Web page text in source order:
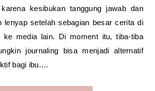
kesibukan tanggung jawab dan
lenyap setelah sebagian besar cerita di
ke media lain. Di moment itu, tiba-tiba
journaling bisa menjadi alternatif
bagi ibu.…